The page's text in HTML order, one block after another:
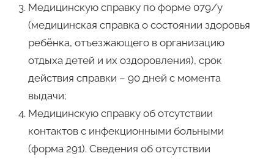
Медицинскую справку по форме 079/у
(медицинская справка о состоянии здоровья
ребёнка, отъезжающего в организацию
отдыха детей и их оздоровления), срок
действия справки – 90 дней с момента
выдачи;
Медицинскую справку об отсутствии
контактов с инфекционными больными
(форма 291). Сведения об отсутствии